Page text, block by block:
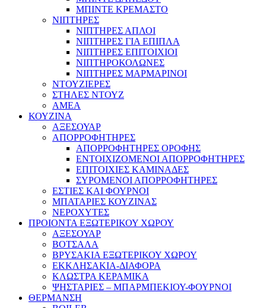
ΜΠΙΝΤΕ ΚΡΕΜΑΣΤΟ
ΝΙΠΤΗΡΕΣ
ΝΙΠΤΗΡΕΣ ΑΠΛΟΙ
ΝΙΠΤΗΡΕΣ ΓΙΑ ΕΠΙΠΛΑ
ΝΙΠΤΗΡΕΣ ΕΠΙΤΟΙΧΙΟΙ
ΝΙΠΤΗΡΟΚΟΛΩΝΕΣ
ΝΙΠΤΗΡΕΣ ΜΑΡΜΑΡΙΝΟΙ
ΝΤΟΥΖΙΕΡΕΣ
ΣΤΗΛΕΣ ΝΤΟΥΖ
ΑΜΕΑ
ΚΟΥΖΙΝΑ
ΑΞΕΣΟΥΑΡ
ΑΠΟΡΡΟΦΗΤΗΡΕΣ
ΑΠΟΡΡΟΦΗΤΗΡΕΣ ΟΡΟΦΗΣ
ΕΝΤΟΙΧΙΖΟΜΕΝΟΙ ΑΠΟΡΡΟΦΗΤΗΡΕΣ
ΕΠΙΤΟΙΧΙΕΣ ΚΑΜΙΝΑΔΕΣ
ΣΥΡΟΜΕΝΟΙ ΑΠΟΡΡΟΦΗΤΗΡΕΣ
ΕΣΤΙΕΣ ΚΑΙ ΦΟΥΡΝΟΙ
ΜΠΑΤΑΡΙΕΣ ΚΟΥΖΙΝΑΣ
ΝΕΡΟΧΥΤΕΣ
ΠΡΟΙΟΝΤΑ ΕΞΩΤΕΡΙΚΟΥ ΧΩΡΟΥ
ΑΞΕΣΟΥΑΡ
ΒΟΤΣΑΛΑ
ΒΡΥΣΑΚΙΑ ΕΞΩΤΕΡΙΚΟΥ ΧΩΡΟΥ
ΕΚΚΛΗΣΑΚΙΑ-ΔΙΑΦΟΡΑ
ΚΛΩΣΤΡΑ ΚΕΡΑΜΙΚΑ
ΨΗΣΤΑΡΙΕΣ – ΜΠΑΡΜΠΕΚΙΟΥ-ΦΟΥΡΝΟΙ
ΘΕΡΜΑΝΣΗ